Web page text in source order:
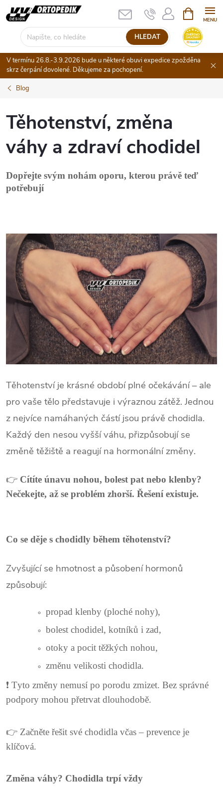
Přejít
na
HLEDAT
NÁKUPNÍ
KOŠÍK
V termínu 26.8.-3.9.2026 bude u některé obuvi expedice zpožděna
skrz čerpání dovolené. Děkujeme za pochopení.
Blog
Těhotenství, změna
váhy a zdraví chodidel
Dopřejte svým nohám oporu, kterou právě teď
potřebují
Těhotenství je krásné období plné očekávání – ale
pro vaše tělo představuje i výraznou zátěž. Jednou
z nejvíce namáhaných částí jsou právě chodidla.
Každý den nesou vyšší váhu, přizpůsobují se
změně těžiště a reagují na hormonální změny.
👉 Cítíte únavu nohou, bolest pat nebo klenby?
Nečekejte, až se problém zhorší. Řešení existuje.
Co se děje s chodidly během těhotenství?
Zvyšující se hmotnost a působení hormonů
způsobují:
propad klenby (ploché nohy),
bolest chodidel, kotníků i zad,
otoky a pocit těžkých nohou,
změnu velikosti chodidla.
❗ Tyto změny nemusí po porodu zmizet. Bez správné
podpory mohou přetrvat dlouhodobě.
👉 Začněte řešit své chodidla včas – prevence je
klíčová.
Změna váhy? Chodidla trpí vždy